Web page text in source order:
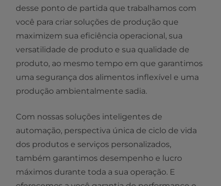
desse ponto de partida que trabalhamos com
você para criar soluções de produção que
maximizem sua eficiência operacional, sua
versatilidade de produto e sua qualidade de
produto, ao mesmo tempo em que garantimos
uma segurança dos alimentos inflexível e uma
produção ambientalmente sadia.​
Com nossas soluções inteligentes de
automação, perspectiva única de ciclo de vida ​
dos produtos e serviços personalizados,
também garantimos desempenho e lucro
máximos durante toda a sua operação. E